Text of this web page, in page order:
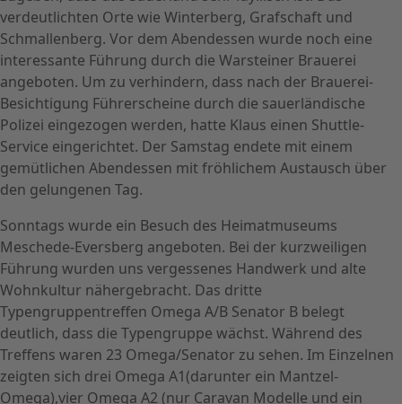
verdeutlichten Orte wie Winterberg, Grafschaft und
Schmallenberg. Vor dem Abendessen wurde noch eine
interessante Führung durch die Warsteiner Brauerei
angeboten. Um zu verhindern, dass nach der Brauerei-
Besichtigung Führerscheine durch die sauerländische
Polizei eingezogen werden, hatte Klaus einen Shuttle-
Service eingerichtet. Der Samstag endete mit einem
gemütlichen Abendessen mit fröhlichem Austausch über
den gelungenen Tag.
Sonntags wurde ein Besuch des Heimatmuseums
Meschede-Eversberg angeboten. Bei der kurzweiligen
Führung wurden uns vergessenes Handwerk und alte
Wohnkultur nähergebracht. Das dritte
Typengruppentreffen Omega A/B Senator B belegt
deutlich, dass die Typengruppe wächst. Während des
Treffens waren 23 Omega/Senator zu sehen. Im Einzelnen
zeigten sich drei Omega A1(darunter ein Mantzel-
Omega),vier Omega A2 (nur Caravan Modelle und ein